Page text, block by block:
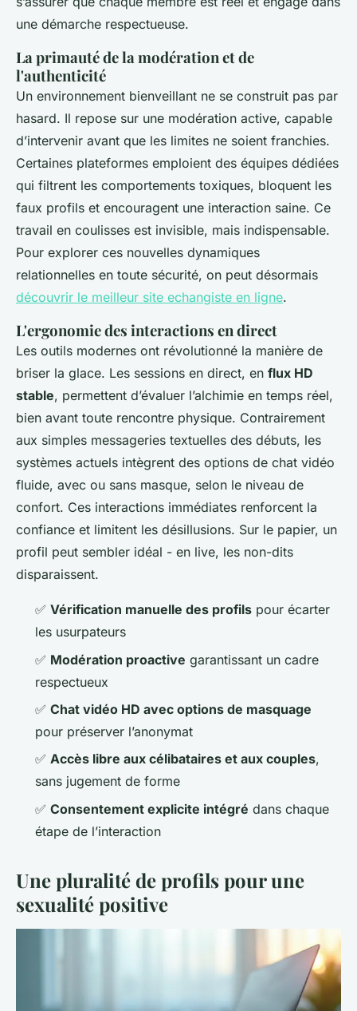
une démarche respectueuse.
La primauté de la modération et de
l'authenticité
Un environnement bienveillant ne se construit pas par
hasard. Il repose sur une modération active, capable
d’intervenir avant que les limites ne soient franchies.
Certaines plateformes emploient des équipes dédiées
qui filtrent les comportements toxiques, bloquent les
faux profils et encouragent une interaction saine. Ce
travail en coulisses est invisible, mais indispensable.
Pour explorer ces nouvelles dynamiques
relationnelles en toute sécurité, on peut désormais
découvrir le meilleur site echangiste en ligne.
L'ergonomie des interactions en direct
Les outils modernes ont révolutionné la manière de
briser la glace. Les sessions en direct, en flux HD
stable, permettent d’évaluer l’alchimie en temps réel,
bien avant toute rencontre physique. Contrairement
aux simples messageries textuelles des débuts, les
systèmes actuels intègrent des options de chat vidéo
fluide, avec ou sans masque, selon le niveau de
confort. Ces interactions immédiates renforcent la
confiance et limitent les désillusions. Sur le papier, un
profil peut sembler idéal - en live, les non-dits
disparaissent.
✅ Vérification manuelle des profils pour écarter
les usurpateurs
✅ Modération proactive garantissant un cadre
respectueux
✅ Chat vidéo HD avec options de masquage
pour préserver l’anonymat
✅ Accès libre aux célibataires et aux couples,
sans jugement de forme
✅ Consentement explicite intégré dans chaque
étape de l’interaction
Une pluralité de profils pour une
sexualité positive